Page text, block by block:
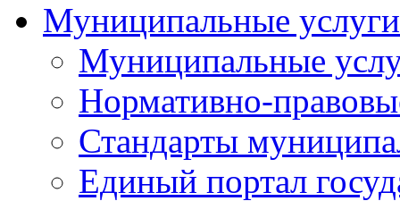
Муниципальные услуги
Муниципальные
Нормативно-
Стандарты
Единый портал